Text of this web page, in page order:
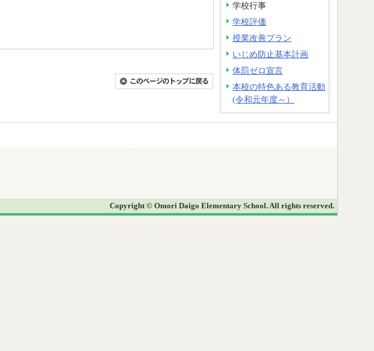
学校行事
学校評価
授業改善プラン
いじめ防止基本計画
体罰ゼロ宣言
本校の特色ある教育活動
(令和元年度～）
Copyright © Omori Daigo Elementary School. All rights reserved.